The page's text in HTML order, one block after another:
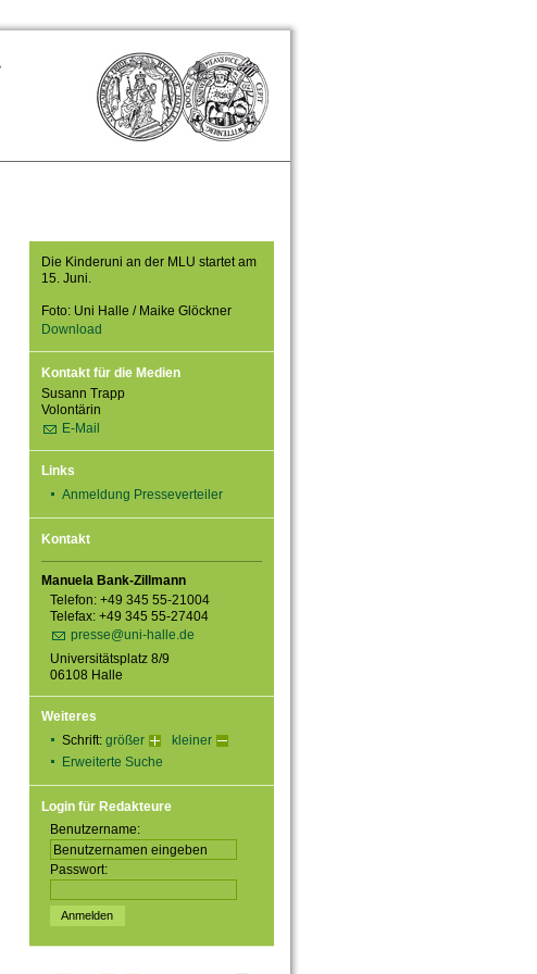
Die Kinderuni an der MLU startet am
15. Juni.
Foto: Uni Halle / Maike Glöckner
Download
Kontakt für die Medien
Susann Trapp
Volontärin
E-Mail
Links
Anmeldung Presseverteiler
Kontakt
Manuela Bank-Zillmann
Telefon: +49 345 55-21004
Telefax: +49 345 55-27404
presse@uni-halle.de
Universitätsplatz 8/9
06108 Halle
Weiteres
Schrift: größer
kleiner
Erweiterte Suche
Login für Redakteure
Benutzername:
Passwort: